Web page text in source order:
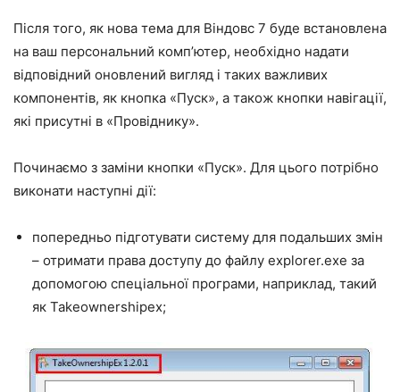
Після того, як нова тема для Віндовс 7 буде встановлена
на ваш персональний комп’ютер, необхідно надати
відповідний оновлений вигляд і таких важливих
компонентів, як кнопка «Пуск», а також кнопки навігації,
які присутні в «Провіднику».
Починаємо з заміни кнопки «Пуск». Для цього потрібно
виконати наступні дії:
попередньо підготувати систему для подальших змін
– отримати права доступу до файлу explorer.exe за
допомогою спеціальної програми, наприклад, такий
як Takeownershipex;